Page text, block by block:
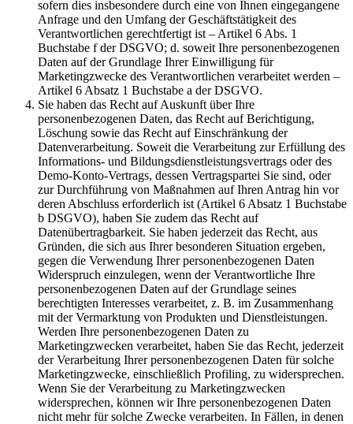
sofern dies insbesondere durch eine von Ihnen eingegangene
Anfrage und den Umfang der Geschäftstätigkeit des
Verantwortlichen gerechtfertigt ist – Artikel 6 Abs. 1
Buchstabe f der DSGVO; d. soweit Ihre personenbezogenen
Daten auf der Grundlage Ihrer Einwilligung für
Marketingzwecke des Verantwortlichen verarbeitet werden –
Artikel 6 Absatz 1 Buchstabe a der DSGVO.
Sie haben das Recht auf Auskunft über Ihre
personenbezogenen Daten, das Recht auf Berichtigung,
Löschung sowie das Recht auf Einschränkung der
Datenverarbeitung. Soweit die Verarbeitung zur Erfüllung des
Informations- und Bildungsdienstleistungsvertrags oder des
Demo-Konto-Vertrags, dessen Vertragspartei Sie sind, oder
zur Durchführung von Maßnahmen auf Ihren Antrag hin vor
deren Abschluss erforderlich ist (Artikel 6 Absatz 1 Buchstabe
b DSGVO), haben Sie zudem das Recht auf
Datenübertragbarkeit. Sie haben jederzeit das Recht, aus
Gründen, die sich aus Ihrer besonderen Situation ergeben,
gegen die Verwendung Ihrer personenbezogenen Daten
Widerspruch einzulegen, wenn der Verantwortliche Ihre
personenbezogenen Daten auf der Grundlage seines
berechtigten Interesses verarbeitet, z. B. im Zusammenhang
mit der Vermarktung von Produkten und Dienstleistungen.
Werden Ihre personenbezogenen Daten zu
Marketingzwecken verarbeitet, haben Sie das Recht, jederzeit
der Verarbeitung Ihrer personenbezogenen Daten für solche
Marketingzwecke, einschließlich Profiling, zu widersprechen.
Wenn Sie der Verarbeitung zu Marketingzwecken
widersprechen, können wir Ihre personenbezogenen Daten
nicht mehr für solche Zwecke verarbeiten. In Fällen, in denen